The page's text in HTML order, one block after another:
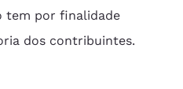
tem por finalidade
dos contribuintes.